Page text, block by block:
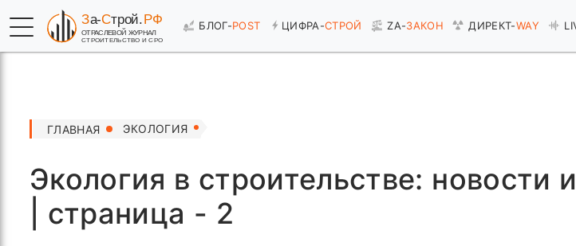
БЛОГ-POST ЦИФРА-СТРОЙ ZA-ЗАКОН ДИРЕКТ-WAY
ГЛАВНАЯ ЭКОЛОГИЯ
Экология в строительстве: новости
| страница - 2